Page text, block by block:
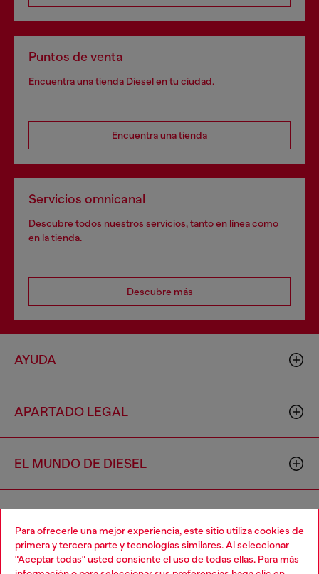
Para ofrecerle una mejor experiencia, este sitio utiliza cookies de
primera y tercera parte y tecnologías similares. Al seleccionar
"Aceptar todas" usted consiente el uso de todas ellas. Para más
Puntos de venta
Encuentra una tienda Diesel en tu ciudad.
Encuentra una tienda
Servicios omnicanal
Descubre todos nuestros servicios, tanto en línea como
en la tienda.
Descubre más
AYUDA
APARTADO LEGAL
EL MUNDO DE DIESEL
Choose your location